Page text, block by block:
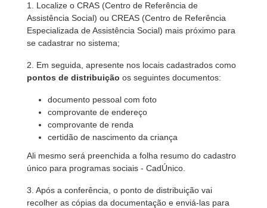
1. Localize o CRAS (Centro de Referência de
Assistência Social) ou CREAS (Centro de Referência
Especializada de Assistência Social) mais próximo para
se cadastrar no sistema;
2. Em seguida, apresente nos locais cadastrados como
pontos de distribuição os seguintes documentos:
documento pessoal com foto
comprovante de endereço
comprovante de renda
certidão de nascimento da criança
Ali mesmo será preenchida a folha resumo do cadastro
único para programas sociais - CadÚnico.
3. Após a conferência, o ponto de distribuição vai
recolher as cópias da documentação e enviá-las para